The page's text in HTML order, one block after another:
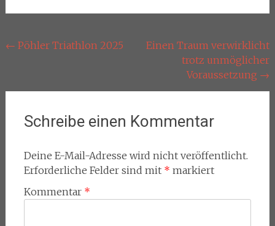
Beitragsnavigation
← Pöhler Triathlon 2025
Einen Traum verwirklicht
trotz unmöglicher
Voraussetzung →
Schreibe einen Kommentar
Deine E-Mail-Adresse wird nicht veröffentlicht.
Erforderliche Felder sind mit * markiert
Kommentar *